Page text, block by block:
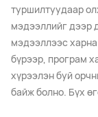
туршилтуудаар
мэдээллийг дээр
мэдээллээс
бүрээр, програм
хүрээлэн буй
байж болно. Бүх